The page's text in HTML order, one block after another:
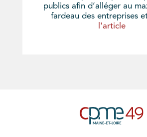
publics afin d’alléger au
fardeau des entreprises
l'article